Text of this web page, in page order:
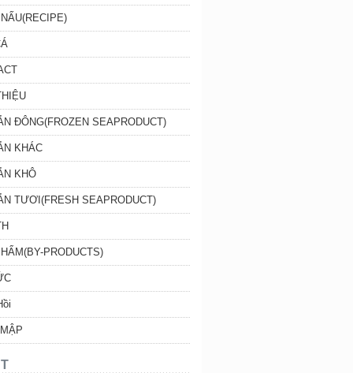
ĐÔNG(FROZEN SEAPRODUCT)
KHÁC
KHÔ
TƯƠI(FRESH SEAPRODUCT)
PRODUCTS)